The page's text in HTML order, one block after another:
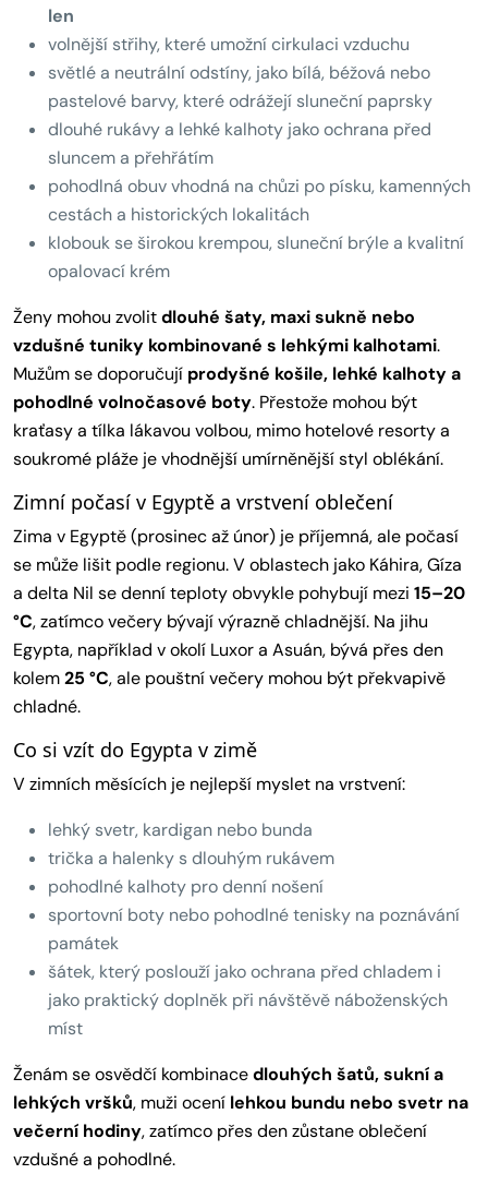
len
volnější střihy, které umožní cirkulaci vzduchu
světlé a neutrální odstíny, jako bílá, béžová nebo
pastelové barvy, které odrážejí sluneční paprsky
dlouhé rukávy a lehké kalhoty jako ochrana před
sluncem a přehřátím
pohodlná obuv vhodná na chůzi po písku, kamenných
cestách a historických lokalitách
klobouk se širokou krempou, sluneční brýle a kvalitní
opalovací krém
Ženy mohou zvolitdlouhé šaty, maxi sukně nebo
vzdušné tuniky kombinované s lehkými kalhotami.
Mužům se doporučují prodyšné košile, lehké kalhoty a
pohodlné volnočasové boty. Přestože mohou být
kraťasy a tílka lákavou volbou, mimo hotelové resorty a
soukromé pláže je vhodnější umírněnější styl oblékání.
Zimní počasí v Egyptě a vrstvení oblečení
Zima v Egyptě (prosinec až únor) je příjemná, ale počasí
se může lišit podle regionu. V oblastech jako Káhira, Gíza
a delta Nil se denní teploty obvykle pohybují mezi 15–20
°C, zatímco večery bývají výrazně chladnější. Na jihu
Egypta, například v okolí Luxor a Asuán, bývá přes den
kolem25 °C, ale pouštní večery mohou být překvapivě
chladné.
Co si vzít do Egypta v zimě
V zimních měsících je nejlepší myslet na vrstvení:
lehký svetr, kardigan nebo bunda
trička a halenky s dlouhým rukávem
pohodlné kalhoty pro denní nošení
sportovní boty nebo pohodlné tenisky na poznávání
památek
šátek, který poslouží jako ochrana před chladem i
jako praktický doplněk při návštěvě náboženských
míst
Ženám se osvědčí kombinacedlouhých šatů, sukní a
lehkých vršků, muži ocení lehkou bundu nebo svetr na
večerní hodiny, zatímco přes den zůstane oblečení
vzdušné a pohodlné.